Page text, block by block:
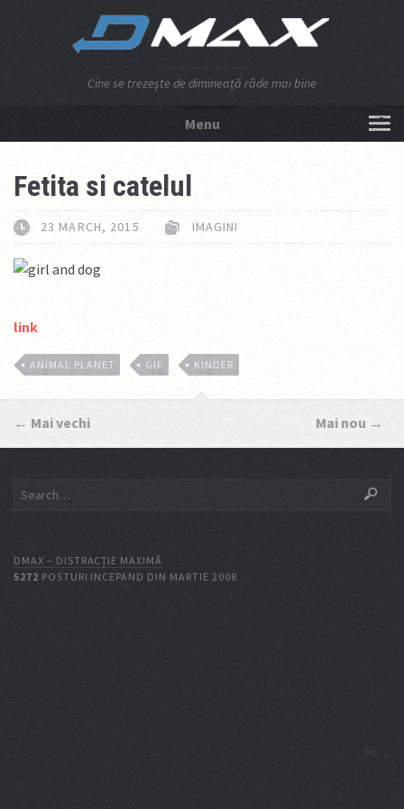
Cine se trezeşte de dimineaţă râde mai bine
Menu
Fetita si catelul
23 MARCH, 2015 IMAGINI
link
ANIMAL PLANET GIF KINDER
← Mai vechi Mai nou →
DMAX – DISTRACŢIE MAXIMĂ
5272 POSTURI INCEPAND DIN MARTIE 2008